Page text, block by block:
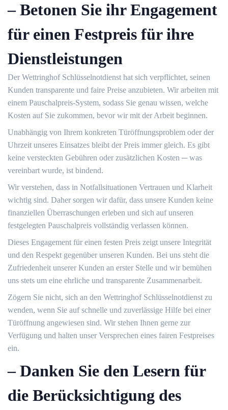
– Betonen Sie ihr Engagement
für einen Festpreis für ihre
Dienstleistungen
Der Wettringhof Schlüsselnotdienst hat sich verpflichtet, seinen
Kunden transparente und faire Preise anzubieten.​ Wir arbeiten mit
einem Pauschalpreis-System, sodass Sie genau wissen, welche
Kosten auf Sie zukommen, bevor wir mit der Arbeit beginnen.
Unabhängig von Ihrem konkreten Türöffnungsproblem oder der
Uhrzeit unseres Einsatzes bleibt der Preis immer gleich.​ Es gibt
keine versteckten Gebühren oder zusätzlichen Kosten ─ was
vereinbart wurde, ist bindend.​
Wir verstehen, dass in Notfallsituationen Vertrauen und Klarheit
wichtig sind. Daher sorgen wir dafür, dass unsere Kunden keine
finanziellen Überraschungen erleben und sich auf unseren
festgelegten Pauschalpreis vollständig verlassen können.
Dieses Engagement für einen festen Preis zeigt unsere Integrität
und den Respekt gegenüber unseren Kunden.​ Bei uns steht die
Zufriedenheit unserer Kunden an erster Stelle und wir bemühen
uns stets um eine ehrliche und transparente Zusammenarbeit.
Zögern Sie nicht, sich an den Wettringhof Schlüsselnotdienst zu
wenden, wenn Sie auf schnelle und zuverlässige Hilfe bei einer
Türöffnung angewiesen sind.​ Wir stehen Ihnen gerne zur
Verfügung und halten unser Versprechen eines fairen Festpreises
ein.​
– Danken Sie den Lesern für
die Berücksichtigung des